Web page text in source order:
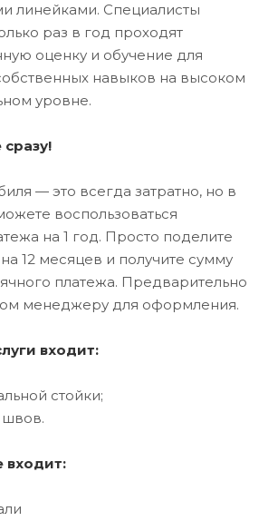
линейками. Специалисты
раз в год проходят
оценку и обучение для
навыков на высоком
уровне.
сразу!
— это всегда затратно, но в
воспользоваться
на 1 год. Просто поделите
12 месяцев и получите сумму
платежа. Предварительно
менеджеру для оформления.
входит:
стойки;
швов.
входит: